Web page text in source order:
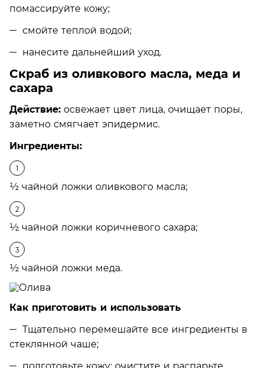
помассируйте кожу;
смойте теплой водой;
нанесите дальнейший уход.
Скраб из оливкового масла, меда и
сахара
Действие: освежает цвет лица, очищает поры,
заметно смягчает эпидермис.
Ингредиенты:
½ чайной ложки оливкового масла;
½ чайной ложки коричневого сахара;
½ чайной ложки меда.
Как приготовить и использовать
Тщательно перемешайте все ингредиенты в
стеклянной чаше;
подготовьте кожу: очистите и распарьте,